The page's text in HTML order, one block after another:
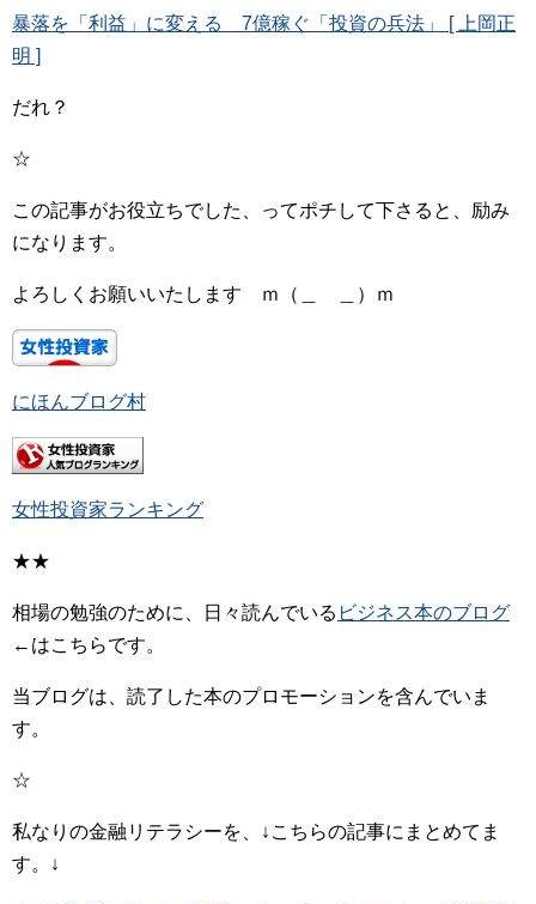
暴落を「利益」に変える 7億稼ぐ「投資の兵法」 [ 上岡正
明 ]
だれ？
☆
この記事がお役立ちでした、ってポチして下さると、励み
になります。
よろしくお願いいたします ｍ（＿ ＿）ｍ
にほんブログ村
女性投資家ランキング
★★
相場の勉強のために、日々読んでいる ビジネス本のブログ
←はこちらです。
当ブログは、読了した本のプロモーションを含んでいま
す。
☆
私なりの金融リテラシーを、↓こちらの記事にまとめてま
す。↓